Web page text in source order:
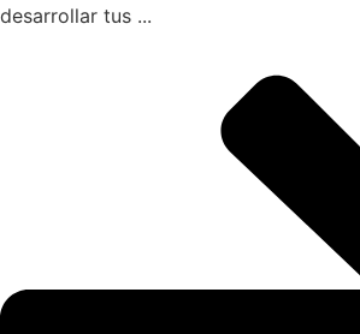
desarrollar tus ...